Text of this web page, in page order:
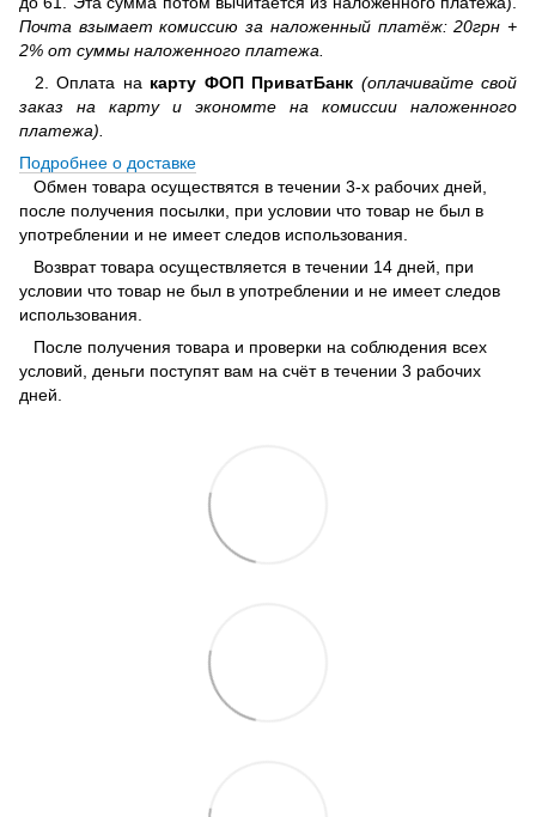
Почта взымает комиссию за наложенный платёж: 20грн +
2% от суммы наложенного платежа.
2. Оплата на карту ФОП ПриватБанк (оплачивайте свой
заказ на карту и экономте на комиссии наложенного
платежа).
Подробнее о доставке
Обмен товара осуществятся в течении 3-х рабочих дней,
после получения посылки, при условии что товар не был в
употреблении и не имеет следов использования.
Возврат товара осуществляется в течении 14 дней, при
условии что товар не был в употреблении и не имеет следов
использования.
После получения товара и проверки на соблюдения всех
условий, деньги поступят вам на счёт в течении 3 рабочих
дней.